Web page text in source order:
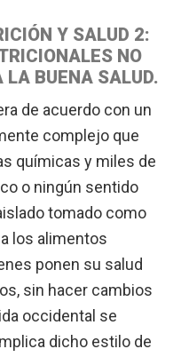
Y SALUD 2:
NO
LA BUENA SALUD.
de acuerdo con un
complejo que
químicas y miles de
o ningún sentido
tomado como
los alimentos
ponen su salud
sin hacer cambios
occidental se
dicho estilo de